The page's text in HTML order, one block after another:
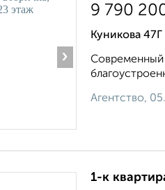
›
9 790
Куникова 47Г
Современный
Агентство,
1-к